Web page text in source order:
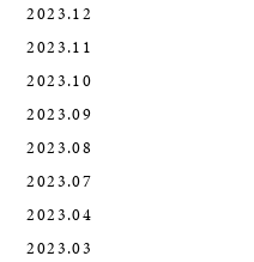
2023.12
2023.11
2023.10
2023.09
2023.08
2023.07
2023.04
2023.03